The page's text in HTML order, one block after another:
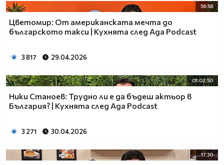
56:58
Цветомир: От американската мечта до
българското такси | Кухнята след Ада Podcast
3 817 29.04.2026
01:02:50
Ники Станоев: Трудно ли е да бъдеш актьор в
България? | Кухнята след Ада Podcast
3 271 30.04.2026
17:30